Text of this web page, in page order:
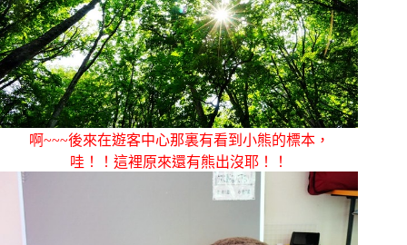
啊~~~後來在遊客中心那裏有看到小熊的標本，
哇！！這裡原來還有熊出沒耶！！